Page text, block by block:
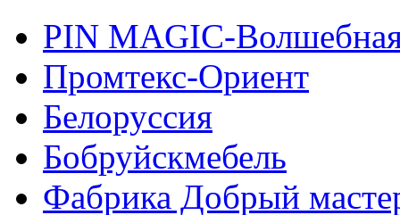
PIN MAGIС-
Промтекс-Ориент
Белоруссия
Бобруйскмебель
Фабрика Добрый